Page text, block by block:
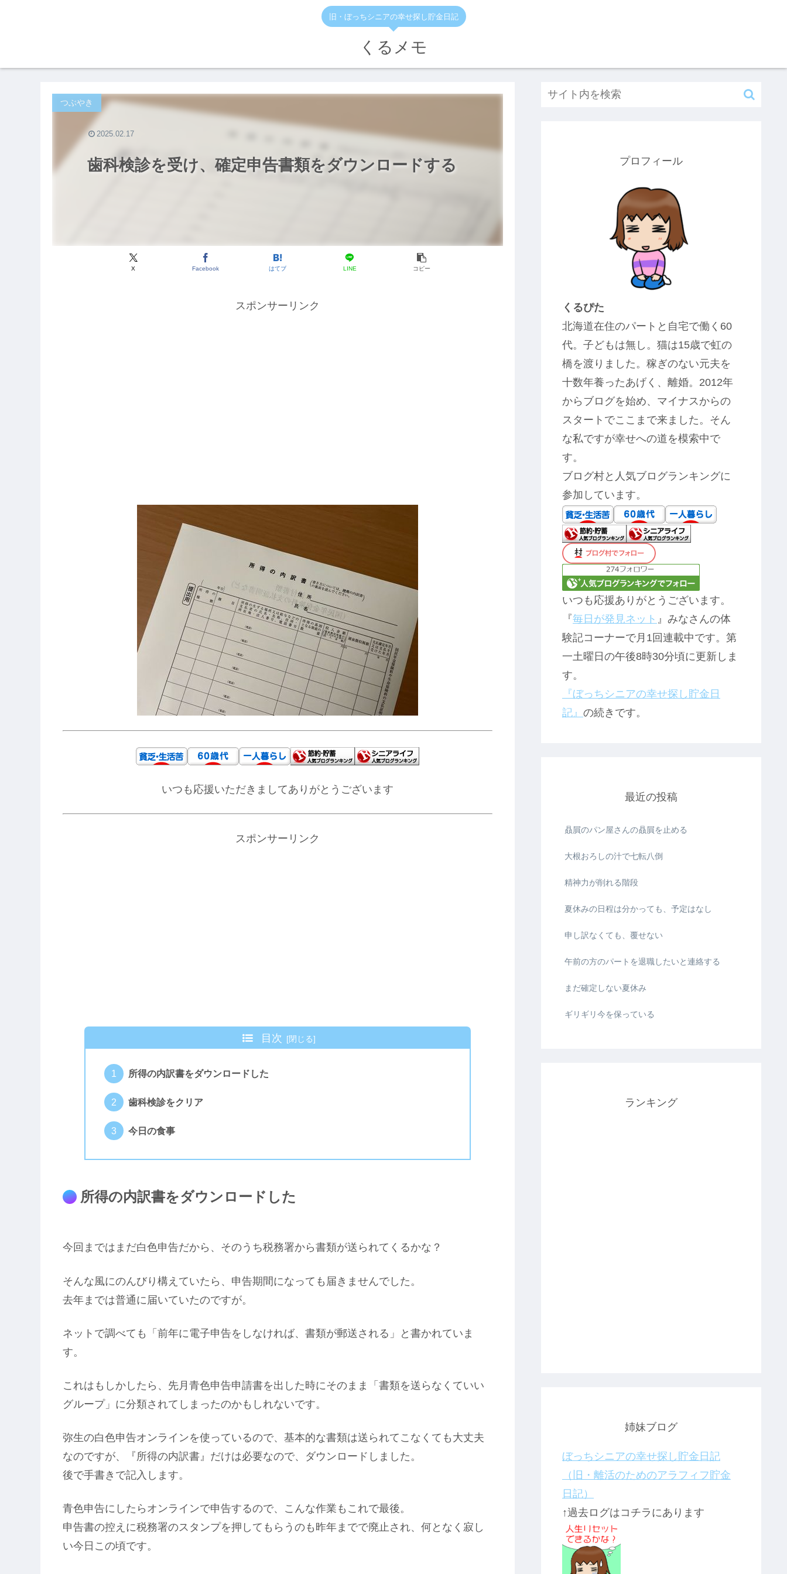
旧・ぼっちシニアの幸せ探し貯金日記
くるメモ
歯科検診を受け、確定申告書類をダウンロードする
つぶやき
X Facebook はてブ LINE コピー
2025.02.17
スポンサーリンク
いつも応援いただきましてありがとうございます
スポンサーリンク
目次
所得の内訳書をダウンロードした
歯科検診をクリア
今日の食事
所得の内訳書をダウンロードした
今回まではまだ白色申告だから、そのうち税務署から書類が送られてくるかな？
そんな風にのんびり構えていたら、申告期間になっても届きませんでした。
去年までは普通に届いていたのですが。
ネットで調べても「前年に電子申告をしなければ、書類が郵送される」と書かれていま
す。
これはもしかしたら、先月青色申告申請書を出した時にそのまま「書類を送らなくていい
グループ」に分類されてしまったのかもしれないです。
弥生の白色申告オンラインを使っているので、基本的な書類は送られてこなくても大丈夫
なのですが、『所得の内訳書』だけは必要なので、ダウンロードしました。
後で手書きで記入します。
青色申告にしたらオンラインで申告するので、こんな作業もこれで最後。
申告書の控えに税務署のスタンプを押してもらうのも昨年までで廃止され、何となく寂し
い今日この頃です。
プロフィール
くるぴた
北海道在住のパートと自宅で働く60
代。子どもは無し。猫は15歳で虹の
橋を渡りました。稼ぎのない元夫を
十数年養ったあげく、離婚。2012年
からブログを始め、マイナスからの
スタートでここまで来ました。そん
な私ですが幸せへの道を模索中で
す。
ブログ村と人気ブログランキングに
参加しています。
いつも応援ありがとうございます。
『毎日が発見ネット 』みなさんの体
験記コーナーで月1回連載中です。第
一土曜日の午後8時30分頃に更新しま
す。
『ぼっちシニアの幸せ探し貯金日
記』 の続きです。
最近の投稿
贔屓のパン屋さんの贔屓を止める
大根おろしの汁で七転八倒
精神力が削れる階段
夏休みの日程は分かっても、予定はなし
申し訳なくても、覆せない
午前の方のパートを退職したいと連絡する
まだ確定しない夏休み
ギリギリ今を保っている
ランキング
姉妹ブログ
ぼっちシニアの幸せ探し貯金日記
（旧・離活のためのアラフィフ貯金
日記）
↑過去ログはコチラにあります